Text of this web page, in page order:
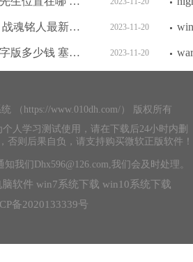
战魂铭人礼包码有哪些 战魂铭人最新礼包码2023 2023-11-20
塞尔达传说王国之泪数字版多少钱 塞尔达传说王国之泪数字版各分区价格一览 2023-11-20
（https://www.010dh.com/） 版权所有
人学习测试使用，请在下载后24小时内删
否则后果自负，请支持购买微软正版软件！
我们Dhx596@126.com,我们会及时处理。
脑软件 win7系统下载 win10系统下载
备2020133339号